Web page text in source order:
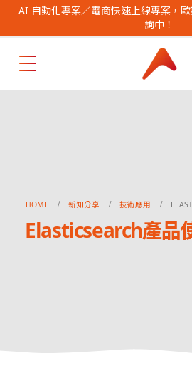
AI 自動化專案／電商快速上線專案，
詢中！
HOME 新知分享 技術應用
Elasticsearch產品